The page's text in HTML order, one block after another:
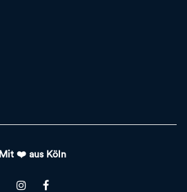
Mit ❤️ aus Köln